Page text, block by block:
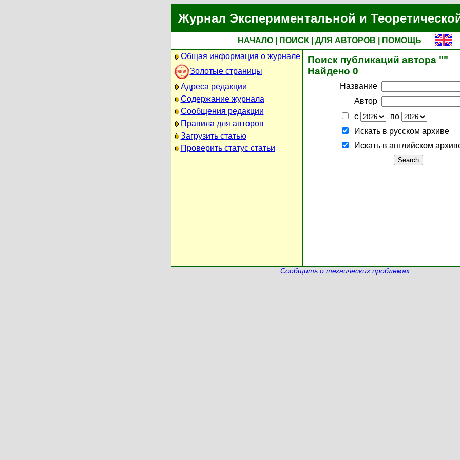
Журнал Экспериментальной и
НАЧАЛО ПОИСК ДЛЯ АВТОРОВ
ПОМОЩЬ
Общая информация о журнале
Золотые страницы
Адреса редакции
Содержание журнала
Сообщения редакции
Правила для авторов
Загрузить статью
Проверить статус статьи
Поиск публикаций автора ""
Найдено 0
Название
Автор
с
по
Искать в русском архиве
Искать в английском
Сообщить о технических проблемах